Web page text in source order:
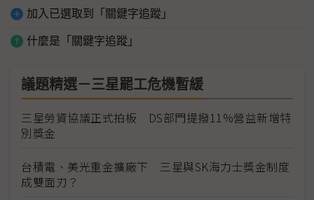
加入已選取到「關鍵字追蹤」
什麼是「關鍵字追蹤」
議題精選－三星罷工危機暫緩
三星勞資協議正式拍板 DS部門提撥11%營益新增特
別獎金
台積電、美光重金擴廠下 三星與SK海力士獎金制度
成雙面刃？